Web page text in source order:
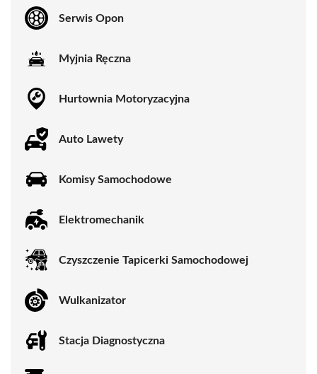
Serwis Opon
Myjnia Ręczna
Hurtownia Motoryzacyjna
Auto Lawety
Komisy Samochodowe
Elektromechanik
Czyszczenie Tapicerki Samochodowej
Wulkanizator
Stacja Diagnostyczna